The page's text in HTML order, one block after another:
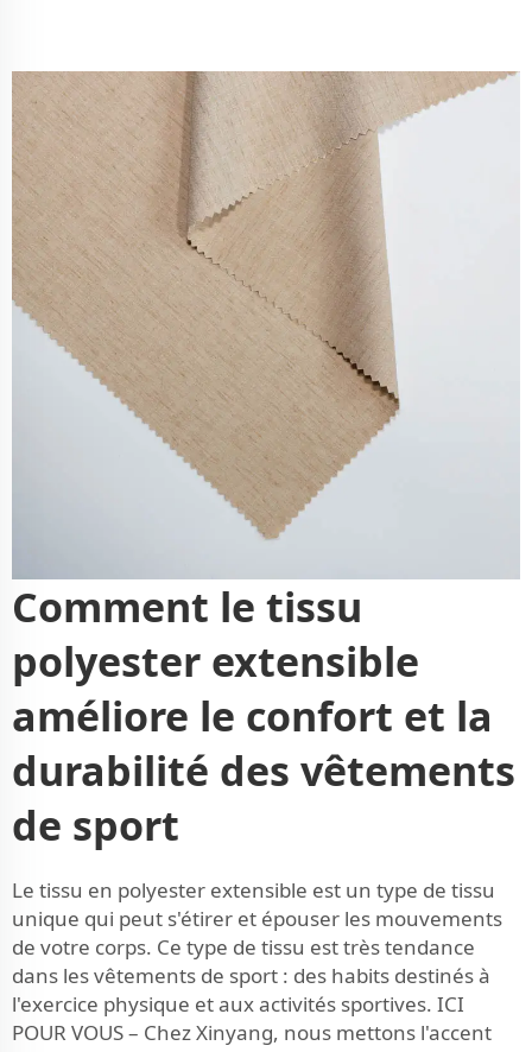
Comment le tissu
polyester extensible
améliore le confort et la
durabilité des vêtements
de sport
Le tissu en polyester extensible est un type de tissu
unique qui peut s'étirer et épouser les mouvements
de votre corps. Ce type de tissu est très tendance
dans les vêtements de sport : des habits destinés à
l'exercice physique et aux activités sportives. ICI
POUR VOUS – Chez Xinyang, nous mettons l'accent